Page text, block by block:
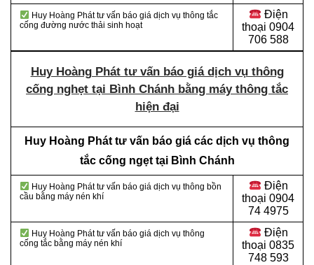
Huy Hoàng Phát tư vấn báo giá dịch vụ thông tắc
cống đường nước thải sinh hoạt
Điện
thoại 0904
706 588
Huy Hoàng Phát tư vấn báo giá dịch vụ thông
cống nghẹt tại Bình Chánh bằng máy thông tắc
hiện đại
Huy Hoàng Phát tư vấn báo giá các dịch vụ thông
tắc cống ngẹt tại Bình Chánh
Huy Hoàng Phát tư vấn báo giá dịch vụ thông bồn
cầu bằng máy nén khí
Điện
thoại 0904
74 4975
Huy Hoàng Phát tư vấn báo giá dịch vụ thông
cống tắc bằng máy nén khí
Điện
thoại 0835
748 593